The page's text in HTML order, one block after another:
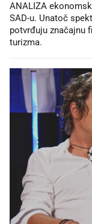
ANALIZA
SAD-u. Unatoč
potvrđuju značajnu
turizma.